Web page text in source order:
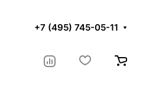
+7 (495) 745-05-11